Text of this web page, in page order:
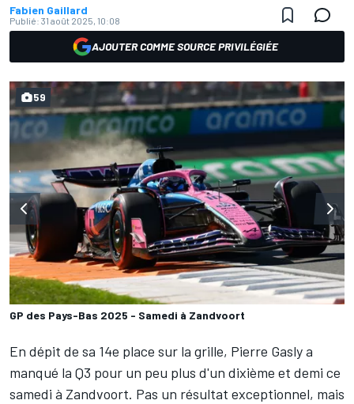
Fabien Gaillard
Publié: 31 août 2025, 10:08
AJOUTER COMME SOURCE PRIVILÉGIÉE
GP des Pays-Bas 2025 - Samedi à Zandvoort
59
En dépit de sa 14e place sur la grille, Pierre Gaslya
manqué la Q3 pour un peu plus d'un dixième et demi ce
samedi à Zandvoort. Pas un résultat exceptionnel, mais